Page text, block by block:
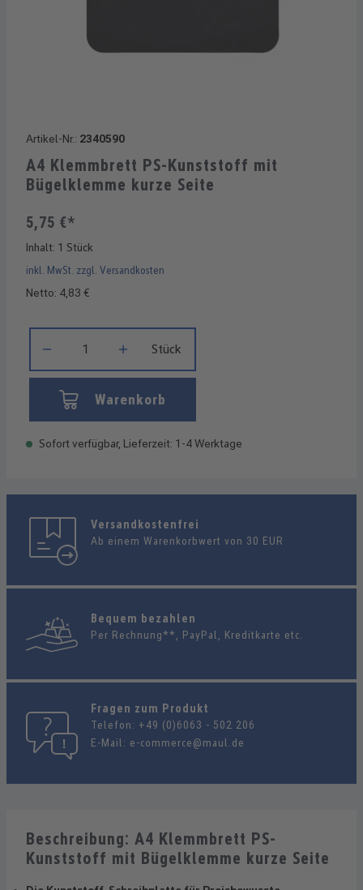
Artikel-Nr.: 2340590
A4 Klemmbrett PS-Kunststoff mit
Bügelklemme kurze Seite
5,75 €*
Inhalt: 1 Stück
inkl. MwSt. zzgl. Versandkosten
Netto: 4,83 €
Stück
Warenkorb
Sofort verfügbar, Lieferzeit: 1-4 Werktage
Versandkostenfrei
Ab einem Warenkorbwert von 30 EUR
Bequem bezahlen
Per Rechnung**, PayPal, Kreditkarte etc.
Fragen zum Produkt
Telefon: +49 (0)6063 - 502 206
E-Mail: e-commerce@maul.de
Beschreibung: A4 Klemmbrett PS-
Kunststoff mit Bügelklemme kurze Seite